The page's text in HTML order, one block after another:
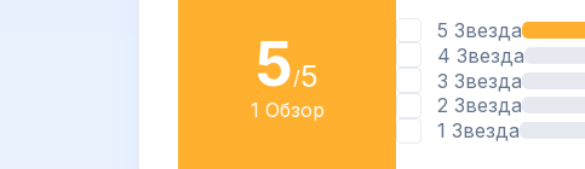
5/5
1 Обзор
5 Звезда
4 Звезда
3 Звезда
2 Звезда
1 Звезда